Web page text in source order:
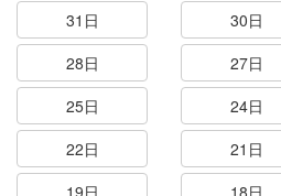
31日 30日
28日
27日
25日
24日
22日
21日
19日
18日